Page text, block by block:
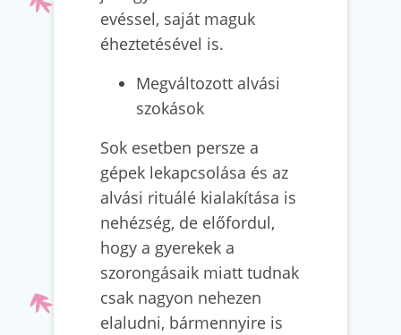
evéssel, saját maguk
éheztetésével is.
Megváltozott alvási
szokások
Sok esetben persze a
gépek lekapcsolása és az
alvási rituálé kialakítása is
nehézség, de előfordul,
hogy a gyerekek a
szorongásaik miatt tudnak
csak nagyon nehezen
elaludni, bármennyire is